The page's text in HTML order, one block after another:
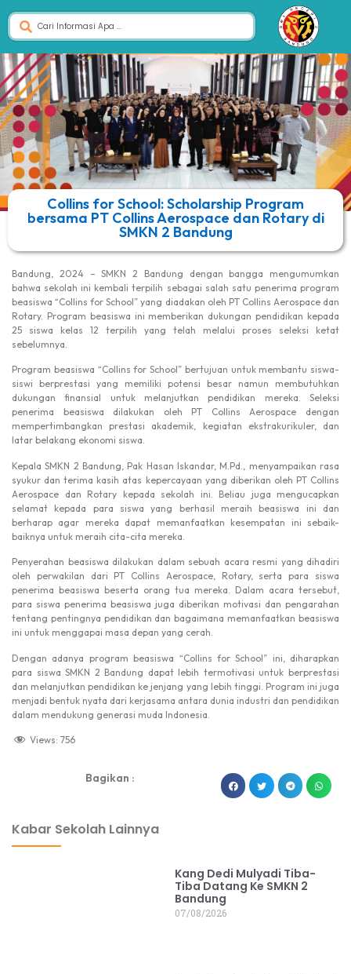
Collins for School: Scholarship Program
bersama PT Collins Aerospace dan Rotary di
SMKN 2 Bandung
Bandung, 2024 – SMKN 2 Bandung dengan bangga mengumumkan
bahwa sekolah ini kembali terpilih sebagai salah satu penerima program
beasiswa “Collins for School” yang diadakan oleh PT Collins Aerospace dan
Rotary. Program beasiswa ini memberikan dukungan pendidikan kepada
25 siswa kelas 12 terpilih yang telah melalui proses seleksi ketat
sebelumnya.
Program beasiswa “Collins for School” bertujuan untuk membantu siswa-
siswi berprestasi yang memiliki potensi besar namun membutuhkan
dukungan finansial untuk melanjutkan pendidikan mereka. Seleksi
penerima beasiswa dilakukan oleh PT Collins Aerospace dengan
mempertimbangkan prestasi akademik, kegiatan ekstrakurikuler, dan
latar belakang ekonomi siswa.
Kepala SMKN 2 Bandung, Pak Hasan Iskandar, M.Pd., menyampaikan rasa
syukur dan terima kasih atas kepercayaan yang diberikan oleh PT Collins
Aerospace dan Rotary kepada sekolah ini. Beliau juga mengucapkan
selamat kepada para siswa yang berhasil meraih beasiswa ini dan
berharap agar mereka dapat memanfaatkan kesempatan ini sebaik-
baiknya untuk meraih cita-cita mereka.
Penyerahan beasiswa dilakukan dalam sebuah acara resmi yang dihadiri
oleh perwakilan dari PT Collins Aerospace, Rotary, serta para siswa
penerima beasiswa beserta orang tua mereka. Dalam acara tersebut,
para siswa penerima beasiswa juga diberikan motivasi dan pengarahan
tentang pentingnya pendidikan dan bagaimana memanfaatkan beasiswa
ini untuk menggapai masa depan yang cerah.
Dengan adanya program beasiswa “Collins for School” ini, diharapkan
para siswa SMKN 2 Bandung dapat lebih termotivasi untuk berprestasi
dan melanjutkan pendidikan ke jenjang yang lebih tinggi. Program ini juga
menjadi bentuk nyata dari kerjasama antara dunia industri dan pendidikan
dalam mendukung generasi muda Indonesia.
Views: 756
Bagikan :
Kabar Sekolah Lainnya
Kang Dedi Mulyadi Tiba-
Tiba Datang Ke SMKN 2
Bandung
07/08/2026